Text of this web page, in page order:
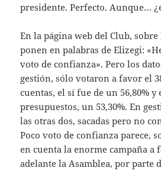
presidente. Perfecto. Aunque…
En la página web del Club,
ponen en palabras de Elizegi:
voto de confianza». Pero los
gestión, sólo votaron a favor el
cuentas, el sí fue de un 56,80% y
presupuestos, un 53,30%. En
las otras dos, sacadas pero no
Poco voto de confianza parece,
en cuenta la enorme campaña a
adelante la Asamblea, por parte